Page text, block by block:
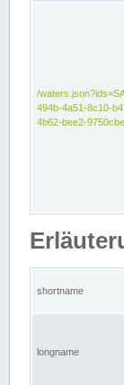
/
494b-4a51-8c10-
4b62-bee2-
shortname
longname